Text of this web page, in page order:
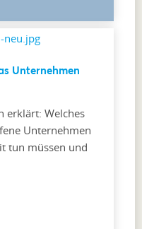
Unternehmen
erklärt: Welches
Unternehmen
tun müssen und